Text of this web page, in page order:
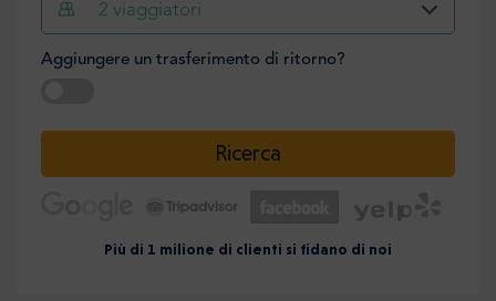
2 viaggiatori
Aggiungere un trasferimento di ritorno?
Ricerca
Più di 1 milione di clienti si fidano di noi